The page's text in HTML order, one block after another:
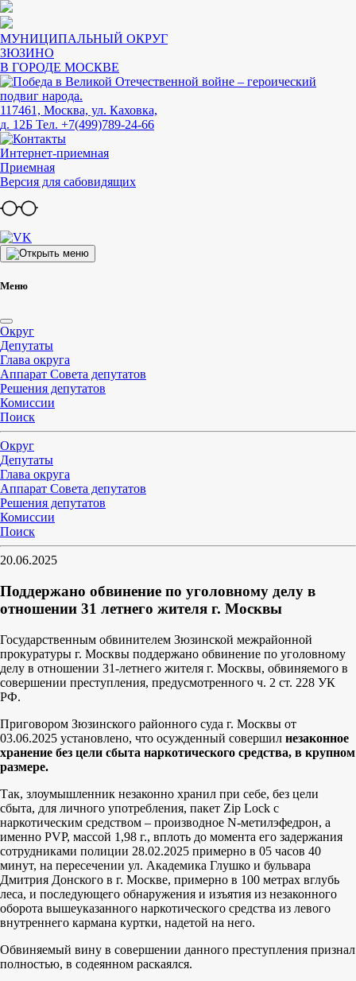
МУНИЦИПАЛЬНЫЙ ОКРУГ
ЗЮЗИНО
В ГОРОДЕ МОСКВЕ
117461, Москва, ул. Каховка,
д. 12Б Тел. +7(499)789-24-66
Интернет-приемная
Приемная
Версия для сабовидящих
Меню
Округ
Депутаты
Глава округа
Аппарат Совета депутатов
Решения депутатов
Комиссии
Поиск
Округ
Депутаты
Глава округа
Аппарат Совета депутатов
Решения депутатов
Комиссии
Поиск
20.06.2025
Поддержано обвинение по уголовному делу в
отношении 31 летнего жителя г. Москвы
Государственным обвинителем Зюзинской межрайонной
прокуратуры г. Москвы поддержано обвинение по уголовному
делу в отношении 31-летнего жителя г. Москвы, обвиняемого в
совершении преступления, предусмотренного ч. 2 ст. 228 УК
РФ.
Приговором Зюзинского районного суда г. Москвы от
03.06.2025 установлено, что осужденный совершил незаконное
хранение без цели сбыта наркотического средства, в крупном
размере.
Так, злоумышленник незаконно хранил при себе, без цели
сбыта, для личного употребления, пакет Zip Lock с
наркотическим средством – производное N-метилэфедрон, а
именно PVP, массой 1,98 г., вплоть до момента его задержания
сотрудниками полиции 28.02.2025 примерно в 05 часов 40
минут, на пересечении ул. Академика Глушко и бульвара
Дмитрия Донского в г. Москве, примерно в 100 метрах вглубь
леса, и последующего обнаружения и изъятия из незаконного
оборота вышеуказанного наркотического средства из левого
внутреннего кармана куртки, надетой на него.
Обвиняемый вину в совершении данного преступления признал
полностью, в содеянном раскаялся.